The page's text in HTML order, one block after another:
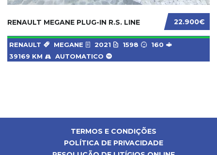
22.900€
RENAULT MEGANE PLUG-IN R.S. LINE
RENAULT MEGANE 2021 1598
160
39169 KM
AUTOMATICO
TERMOS E CONDIÇÕES
POLÍTICA DE PRIVACIDADE